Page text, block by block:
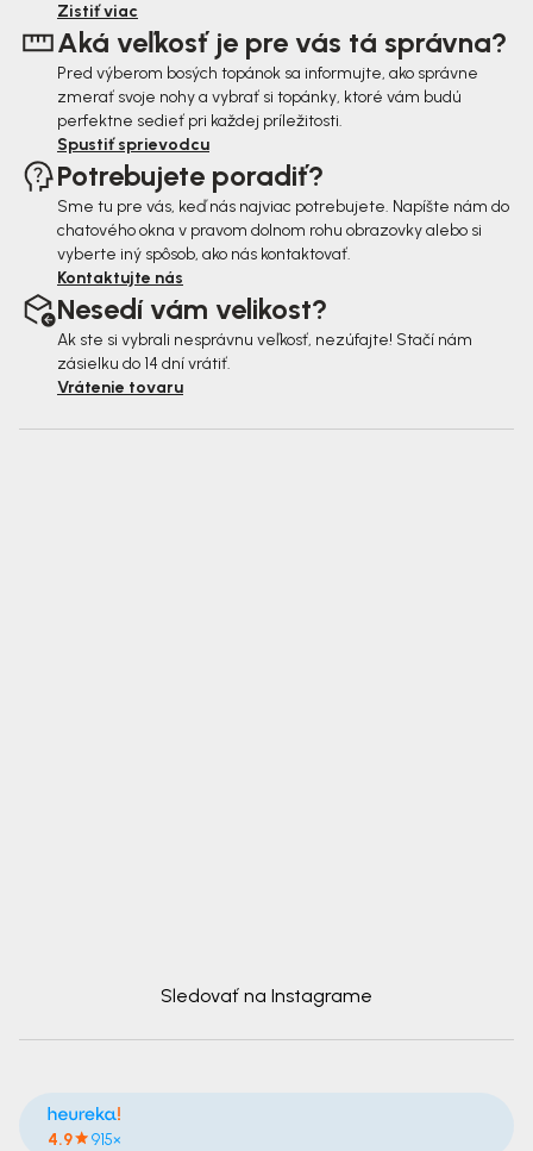
Zistiť viac
Aká veľkosť je pre vás tá správna?
Pred výberom bosých topánok sa informujte, ako správne
zmerať svoje nohy a vybrať si topánky, ktoré vám budú
perfektne sedieť pri každej príležitosti.
Spustiť sprievodcu
Potrebujete poradiť?
Sme tu pre vás, keď nás najviac potrebujete. Napíšte nám do
chatového okna v pravom dolnom rohu obrazovky alebo si
vyberte iný spôsob, ako nás kontaktovať.
Kontaktujte nás
Nesedí vám velikost?
Ak ste si vybrali nesprávnu veľkosť, nezúfajte! Stačí nám
zásielku do 14 dní vrátiť.
Vrátenie tovaru
Sledovať na Instagrame
4.9 915×